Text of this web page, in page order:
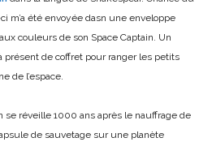
m’a été envoyée dasn une enveloppe
couleurs de son Space Captain. Un
de coffret pour ranger les petits
de l’espace.
se réveille 1000 ans après le nauffrage de
de sauvetage sur une planète